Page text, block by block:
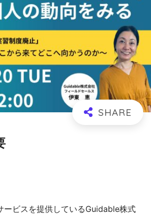
ービスを提供しているGuidable株式